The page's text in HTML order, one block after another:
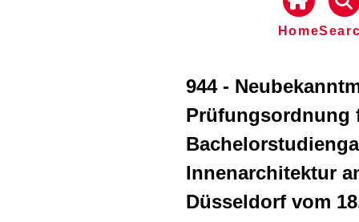
Home
944 -
Prüfungsordnung
Innenarchitektur
Düsseldorf vom